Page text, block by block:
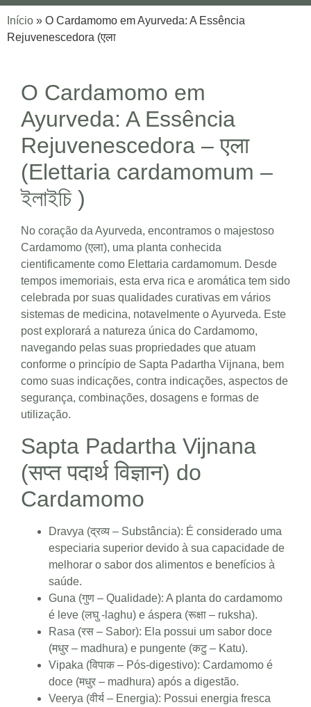
Início » O Cardamomo em Ayurveda: A Essência
Rejuvenescedora (एला
O Cardamomo em
Ayurveda: A Essência
Rejuvenescedora – एला
(Elettaria cardamomum –
ইলাইচি )
No coração da Ayurveda, encontramos o majestoso
Cardamomo (एला), uma planta conhecida
cientificamente como Elettaria cardamomum. Desde
tempos imemoriais, esta erva rica e aromática tem sido
celebrada por suas qualidades curativas em vários
sistemas de medicina, notavelmente o Ayurveda. Este
post explorará a natureza única do Cardamomo,
navegando pelas suas propriedades que atuam
conforme o princípio de Sapta Padartha Vijnana, bem
como suas indicações, contra indicações, aspectos de
segurança, combinações, dosagens e formas de
utilização.
Sapta Padartha Vijnana
(सप्त पदार्थ विज्ञान) do
Cardamomo
Dravya (द्रव्य – Substância): É considerado uma
especiaria superior devido à sua capacidade de
melhorar o sabor dos alimentos e benefícios à
saúde.
Guna (गुण – Qualidade): A planta do cardamomo
é leve (लघु -laghu) e áspera (रूक्षा – ruksha).
Rasa (रस – Sabor): Ela possui um sabor doce
(मधुर – madhura) e pungente (कटु – Katu).
Vipaka (विपाक – Pós-digestivo): Cardamomo é
doce (मधुर – madhura) após a digestão.
Veerya (वीर्य – Energia): Possui energia fresca